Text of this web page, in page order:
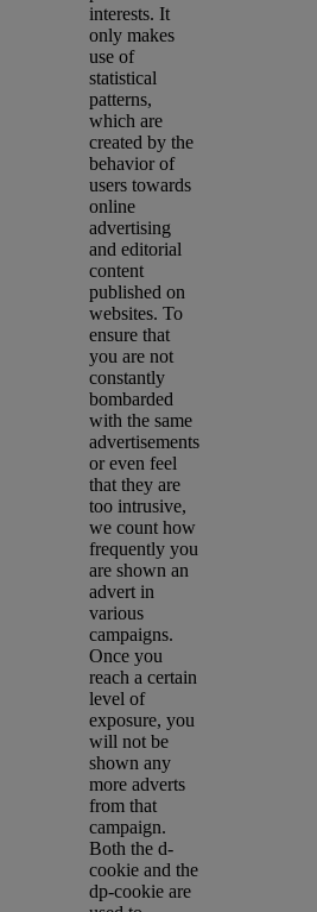
interests. It
only makes
use of
statistical
patterns,
which are
created by the
behavior of
users towards
online
advertising
and editorial
content
published on
websites. To
ensure that
you are not
constantly
bombarded
with the same
advertisements
or even feel
that they are
too intrusive,
we count how
frequently you
are shown an
advert in
various
campaigns.
Once you
reach a certain
level of
exposure, you
will not be
shown any
more adverts
from that
campaign.
Both the d-
cookie and the
dp-cookie are